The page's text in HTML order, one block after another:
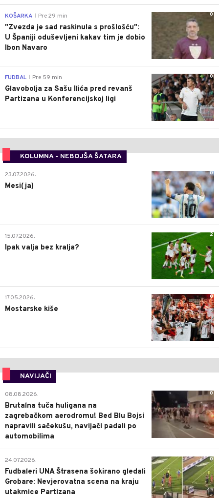
0
KOŠARKA Pre 29 min
"Zvezda je sad raskinula s prošlošću":
U Španiji oduševljeni kakav tim je dobio
Ibon Navaro
0
FUDBAL Pre 59 min
Glavobolja za Sašu Ilića pred revanš
Partizana u Konferencijskoj ligi
KOLUMNA - NEBOJŠA ŠATARA
0
23.07.2026.
Mesi(ja)
2
15.07.2026.
Ipak valja bez kralja?
0
17.05.2026.
Mostarske kiše
NAVIJAČI
0
08.08.2026.
Brutalna tuča huligana na
zagrebačkom aerodromu! Bed Blu Bojsi
napravili sačekušu, navijači padali po
automobilima
0
24.07.2026.
Fudbaleri UNA Štrasena šokirano gledali
Grobare: Nevjerovatna scena na kraju
utakmice Partizana